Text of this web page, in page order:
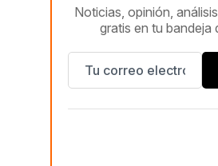
Noticias, opinión,
gratis en tu bandeja